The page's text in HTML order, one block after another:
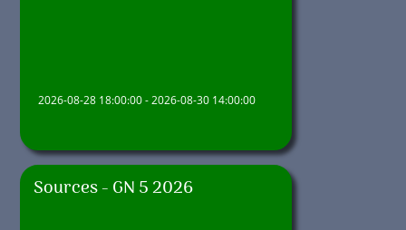
2026-08-28 18:00:00 - 2026-08-30 14:00:00
Sources - GN 5 2026